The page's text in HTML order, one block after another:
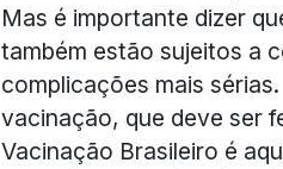
Mas é importante dizer
também estão sujeitos a
complicações mais
vacinação, que deve ser
Vacinação Brasileiro é